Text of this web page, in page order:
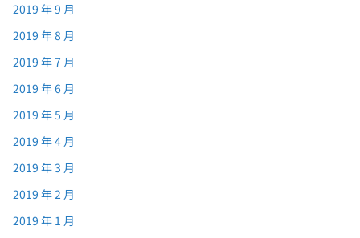
2019 年 9 月
2019 年 8 月
2019 年 7 月
2019 年 6 月
2019 年 5 月
2019 年 4 月
2019 年 3 月
2019 年 2 月
2019 年 1 月